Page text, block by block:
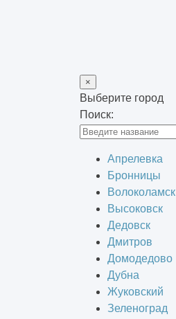
×
Выберите город
Поиск:
Апрелевка
Бронницы
Волоколамск
Высоковск
Дедовск
Дмитров
Домодедово
Дубна
Жуковский
Зеленоград